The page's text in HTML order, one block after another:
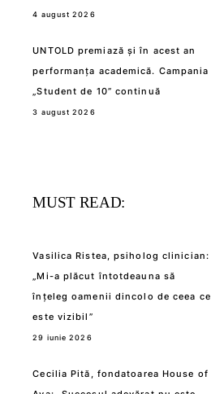
4 august 2026
UNTOLD premiază și în acest an
performanța academică. Campania
„Student de 10” continuă
3 august 2026
MUST READ:
Vasilica Ristea, psiholog clinician:
„Mi-a plăcut întotdeauna să
înțeleg oamenii dincolo de ceea ce
este vizibil”
29 iunie 2026
Cecilia Pită, fondatoarea House of